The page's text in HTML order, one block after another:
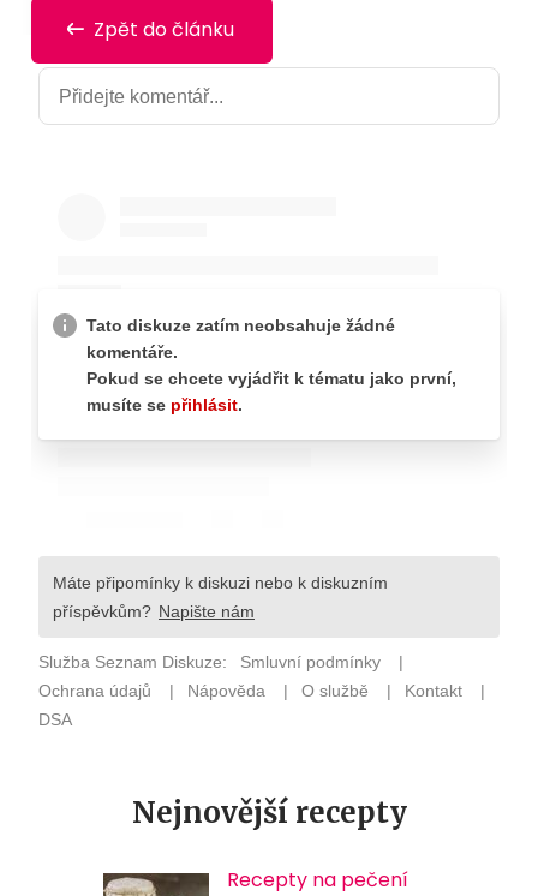
Zpět do článku
Nejnovější recepty
Recepty na pečení